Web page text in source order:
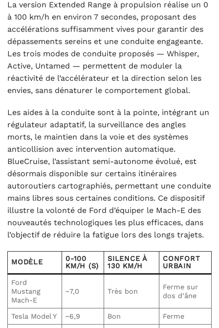
La version Extended Range à propulsion réalise un 0
à 100 km/h en environ 7 secondes, proposant des
accélérations suffisamment vives pour garantir des
dépassements sereins et une conduite engageante.
Les trois modes de conduite proposés — Whisper,
Active, Untamed — permettent de moduler la
réactivité de l’accélérateur et la direction selon les
envies, sans dénaturer le comportement global.
Les aides à la conduite sont à la pointe, intégrant un
régulateur adaptatif, la surveillance des angles
morts, le maintien dans la voie et des systèmes
anticollision avec intervention automatique.
BlueCruise, l’assistant semi-autonome évolué, est
désormais disponible sur certains itinéraires
autoroutiers cartographiés, permettant une conduite
mains libres sous certaines conditions. Ce dispositif
illustre la volonté de Ford d’équiper le Mach-E des
nouveautés technologiques les plus efficaces, dans
l’objectif de réduire la fatigue lors des longs trajets.
MODÈLE
0-100
KM/H (S)
SILENCE À
130 KM/H
CONFORT
URBAIN
Ford
Mustang
Mach-E
~7,0 Très bon
Ferme sur
dos d’âne
Tesla Model Y ~6,9 Bon Ferme